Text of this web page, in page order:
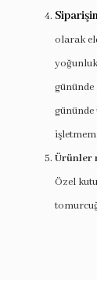
olarak
gününde
gününde
Ürünler
Özel